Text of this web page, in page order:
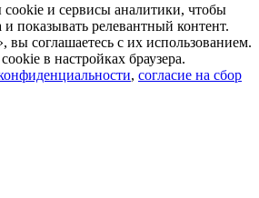
и сервисы аналитики, чтобы
и показывать релевантный контент.
соглашаетесь с их использованием.
в настройках браузера.
, согласие на сбор